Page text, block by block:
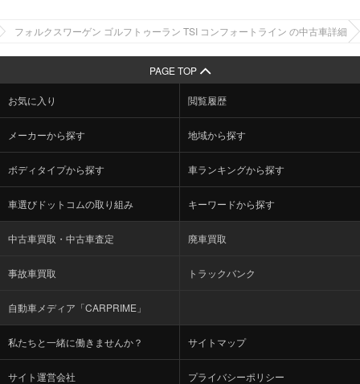
フォルクスワーゲン ゴルフトゥーラン TSI コンフォートライン の中古車詳細
PAGE TOP
お気に入り 閲覧履歴
メーカーから探す 地域から探す
ボディタイプから探す 車ランキングから探す
車選びドットコムの取り組み キーワードから探す
中古車買取・中古車査定 廃車買取
事故車買取 トラックバンク
自動車メディア「CARPRIME」
私たちと一緒に働きませんか？ サイトマップ
サイト運営会社 プライバシーポリシー